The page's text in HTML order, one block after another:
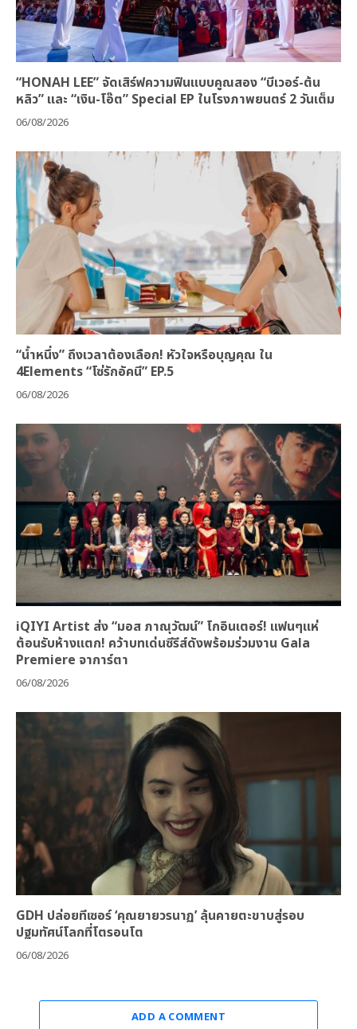
“HONAH LEE” จัดเสิร์ฟความฟินแบบคูณสอง “บีเวอร์-ต้น
หลิว” และ “เงิน-โอ๊ต” Special EP ในโรงภาพยนตร์ 2 วันเต็ม
06/08/2026
“น้ำหนึ่ง” ถึงเวลาต้องเลือก! หัวใจหรือบุญคุณ ใน
4Elements “โซ่รักอัคนี” EP.5
06/08/2026
iQIYI Artist ส่ง “มอส ภาณุวัฒน์” โกอินเตอร์! แฟนๆแห่
ต้อนรับห้างแตก! คว้าบทเด่นซีรีส์ดังพร้อมร่วมงาน Gala
Premiere จาการ์ตา
06/08/2026
GDH ปล่อยทีเซอร์ ‘คุณยายวรนาฏ’ ลุ้นคายตะขาบสู่รอบ
ปฐมทัศน์โลกที่โตรอนโต
06/08/2026
ADD A COMMENT